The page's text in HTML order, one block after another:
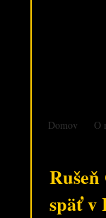
Domov O
späť v